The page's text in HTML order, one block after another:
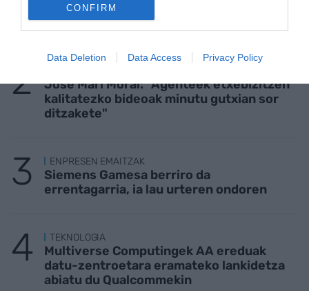
CONFIRM
Data Deletion Data Access Privacy Policy
KIROLA
Trainerua uretaratzea, urte osoko gastua
Jose Mari Moral: "Agenteek etxebizitzen
kalitatezko bideoak minutu gutxian sor
ditzakete"
ENPRESEN EMAITZAK
Siemens Gamesa berriro da
errentagarria, ia lau urteren ondoren
TEKNOLOGIA
Multiverse Computingek AA ereduak
datu-zentroetara eramateko lankidetza
abiatu du Qualcommekin